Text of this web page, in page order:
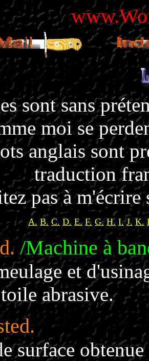
sont sans
moi se
anglais sont
traduction
pas à
A. B. C. D. E. F. G. H. I. J. K.
/Machine à
et
abrasive.
surface